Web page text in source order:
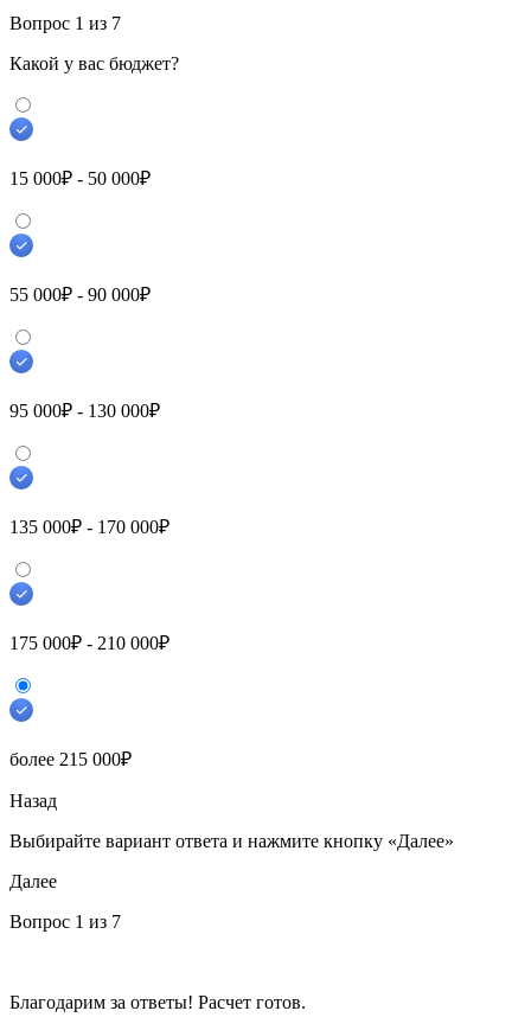
Вопрос 1 из 7
Какой у вас бюджет?
15 000₽ - 50 000₽
55 000₽ - 90 000₽
95 000₽ - 130 000₽
135 000₽ - 170 000₽
175 000₽ - 210 000₽
более 215 000₽
Назад
Выбирайте вариант ответа и нажмите кнопку «Далее»
Далее
Вопрос 1 из 7
Благодарим за ответы! Расчет готов.